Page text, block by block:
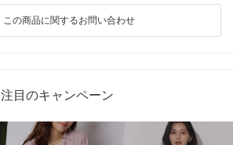
この商品に関するお問い合わせ
注目のキャンペーン